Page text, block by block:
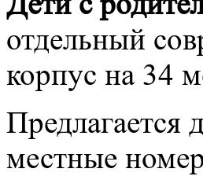
отдельный
корпус на 34
Предлагается
местные